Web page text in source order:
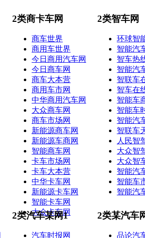
2类商卡车网
商车世界
商用车世界
今日商用汽车网
今日商车网
商车大本营
商用车市网
中华商用汽车网
大众商车网
商车市场网
新能源商车网
新能源车商网
智能商车网
卡车市场网
卡车大本营
中华卡车网
新能源卡车网
智能卡车网
大众卡车网
2类智车网
环球智
智能汽
智车热
智能汽
智联车
智车在
智能车
智能车
智能汽
智联车
人民智
大众智
大众智
智能汽
智能车
智能汽
2类汽车某网1
汽车时报网
2类某汽车
品论汽